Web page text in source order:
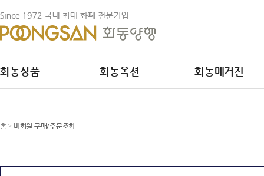
화동상품 화동옥션 화동매거진
홈> 비회원 구매/주문조회